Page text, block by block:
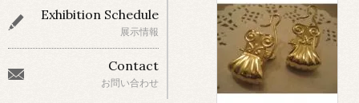
Exhibition Schedule
展示情報
Contact
お問い合わせ